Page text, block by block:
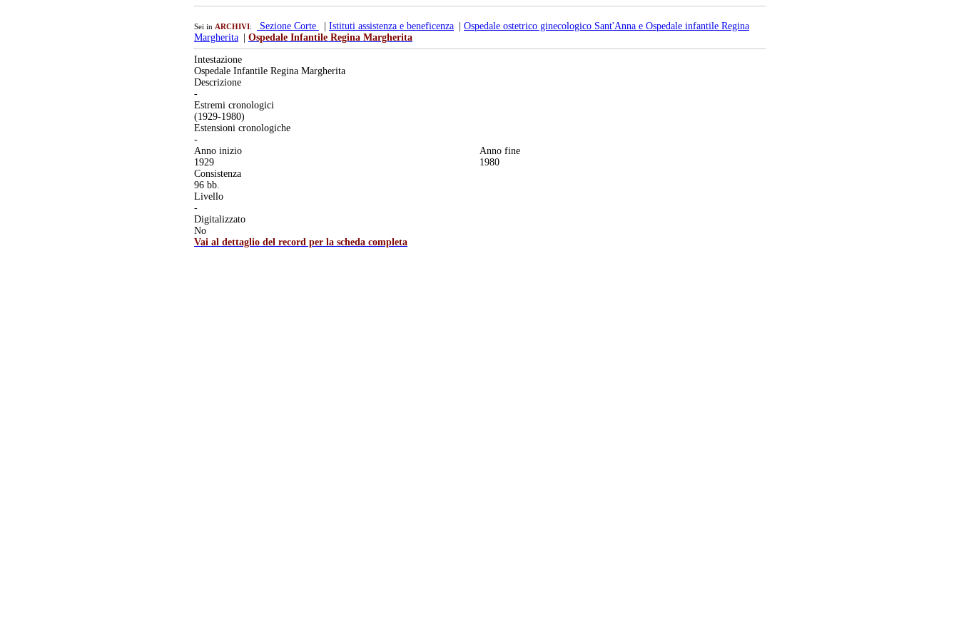
Sei in ARCHIVI: Sezione Corte Istituti assistenza e beneficenza
Ospedale ostetrico ginecologico Sant'Anna e Ospedale infantile Regina
Margherita
Ospedale Infantile Regina Margherita
Intestazione
Ospedale Infantile Regina Margherita
Descrizione
-
Estremi cronologici
(1929-1980)
Estensioni cronologiche
-
Anno inizio
1929
Anno fine
1980
Consistenza
96 bb.
Livello
-
Digitalizzato
No
Vai al dettaglio del record per la scheda completa